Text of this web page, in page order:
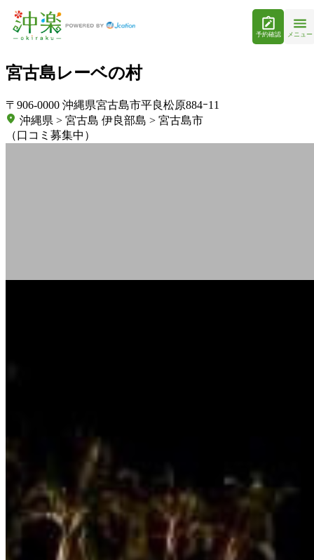
予約確認 メニュー
宮古島レーベの村
〒906-0000 沖縄県宮古島市平良松原884ｰ11
沖縄県 > 宮古島 伊良部島 > 宮古島市
（口コミ募集中）